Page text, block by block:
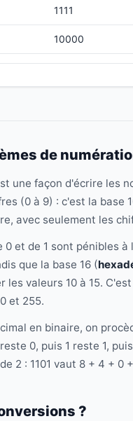
1111
10000
100000
de
une façon d'écrire les
(0 à 9) : c'est la base
avec seulement les
0 et de 1 sont pénibles
que la base 16 (
les valeurs 10 à 15.
et 255.
en binaire, on
0, puis 1 reste 1,
2 : 1101 vaut 8 + 4 +
?